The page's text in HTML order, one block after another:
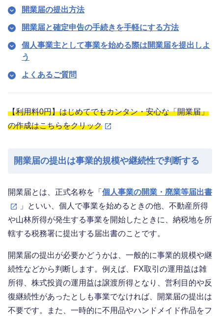
開業届の提出方法
開業届と確定申告の手続きを手軽にする方法
個人事業主として事業を始める際は開業届を提出しよ
う
よくあるご質問
【利用料0円】はじめてでもカンタン・安心な「開業届」
の作成はこちらをクリック
開業届の提出は事業的規模や継続性で判断する
開業届とは、正式名称を「 個人事業の開業・廃業等届出書
」といい、個人で事業を始めるときの他、不動産所得
や山林所得が発生する事業を開始したときに、納税地を所
轄する税務署に提出する届出書のことです。
開業届の提出が必要かどうかは、一般的に事業的規模や継
続性などから判断します。例えば、FX取引の運用益は雑
所得、株式投資の運用益は譲渡所得となり、営利目的や反
復継続性があったとしも事業でなければ、開業届の提出は
不要です。また、一時的に不用品やハンドメイド作品をフ